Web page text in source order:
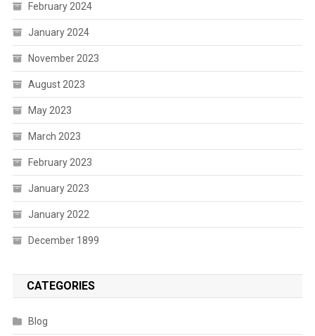
February 2024
January 2024
November 2023
August 2023
May 2023
March 2023
February 2023
January 2023
January 2022
December 1899
CATEGORIES
Blog